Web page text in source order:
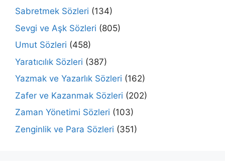
Sabretmek Sözleri (134)
Sevgi ve Aşk Sözleri (805)
Umut Sözleri (458)
Yaratıcılık Sözleri (387)
Yazmak ve Yazarlık Sözleri (162)
Zafer ve Kazanmak Sözleri (202)
Zaman Yönetimi Sözleri (103)
Zenginlik ve Para Sözleri (351)